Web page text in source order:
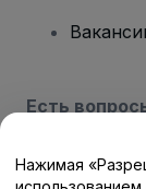
Есть
Центр
Нажимая